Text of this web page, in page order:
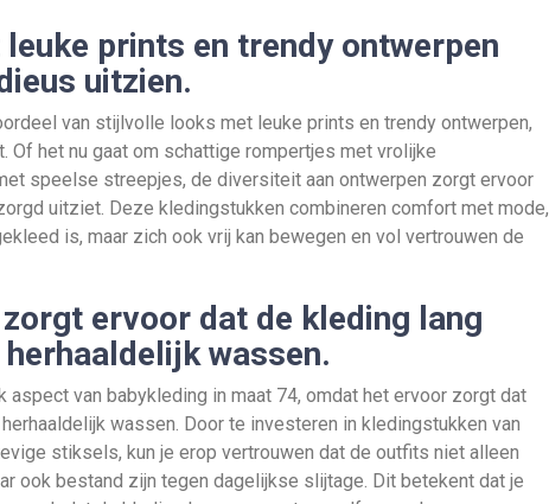
prints en trendy ontwerpen
uitzien.
van stijlvolle looks met leuke prints en trendy ontwerpen,
Of het nu gaat om schattige rompertjes met vrolijke
speelse streepjes, de diversiteit aan ontwerpen zorgt ervoor
uitziet. Deze kledingstukken combineren comfort met mode,
is, maar zich ook vrij kan bewegen en vol vertrouwen de
ervoor dat de kleding lang
wassen.
aspect van babykleding in maat 74, omdat het ervoor zorgt dat
wassen. Door te investeren in kledingstukken van
stiksels, kun je erop vertrouwen dat de outfits niet alleen
ook bestand zijn tegen dagelijkse slijtage. Dit betekent dat je